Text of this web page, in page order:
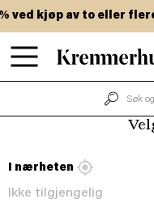
Hopp
til
hovedinnhold
ved kjøp av to eller
I nærheten
Ikke tilgjengelig